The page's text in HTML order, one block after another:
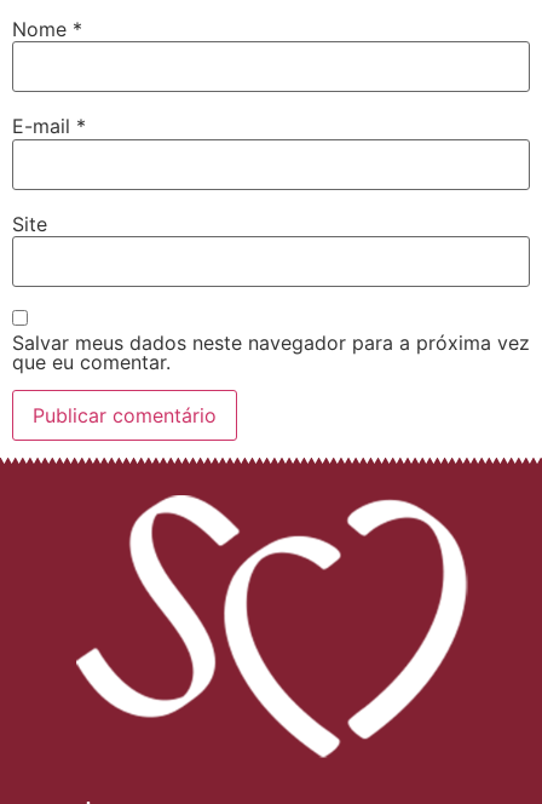
Nome *
E-mail *
Site
Salvar meus dados neste navegador para a próxima vez
que eu comentar.